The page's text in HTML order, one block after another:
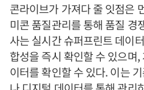
콘라이브가 가져다 줄 잇점은
미콘 품질관리를 통해 품질 경
사는 실시간 슈퍼프린트 데이
합성을 즉시 확인할 수 있으며
이터를 확인할 수 있다. 이는